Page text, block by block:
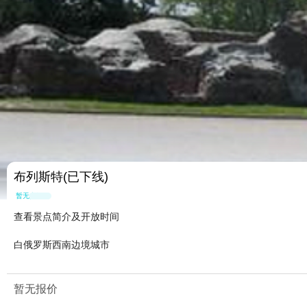
布列斯特(已下线)
暂无点评
查看景点简介及开放时间
白俄罗斯西南边境城市
暂无报价